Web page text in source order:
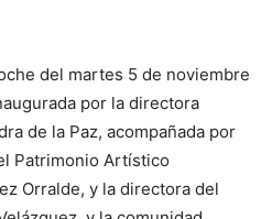
del martes 5 de noviembre
por la directora
de la Paz, acompañada por
Patrimonio Artístico
Orralde, y la directora del